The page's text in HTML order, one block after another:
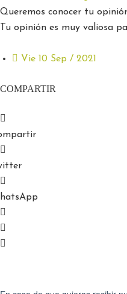
Queremos conocer tu
Tu opinión es muy valiosa
Vie 10 Sep / 2021
COMPARTIR